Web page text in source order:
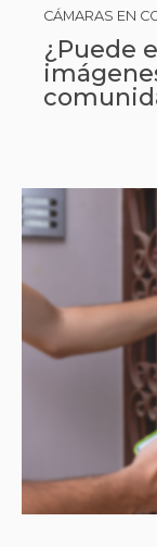
CÁMARAS EN
¿Puede